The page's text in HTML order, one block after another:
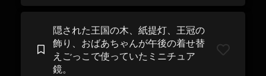
隠された王国の木、紙提灯、王冠の
飾り、おばあちゃんが午後の着せ替
えごっこで使っていたミニチュア
鏡。